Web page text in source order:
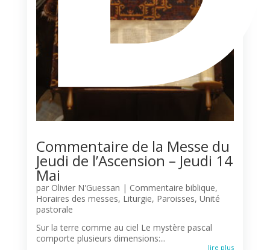
Commentaire de la Messe du
Jeudi de l’Ascension – Jeudi 14
Mai
par Olivier N'Guessan | Commentaire biblique,
Horaires des messes, Liturgie, Paroisses, Unité
pastorale
Sur la terre comme au ciel Le mystère pascal
comporte plusieurs dimensions:...
lire plus